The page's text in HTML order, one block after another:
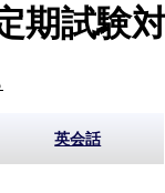
期試験
英会話